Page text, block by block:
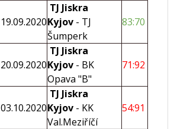
19.09.2020
TJ Jiskra
Kyjov - TJ
Šumperk
83:70
20.09.2020
TJ Jiskra
Kyjov - BK
Opava "B"
71:92
03.10.2020
TJ Jiskra
Kyjov - KK
Val.Meziříčí
54:91